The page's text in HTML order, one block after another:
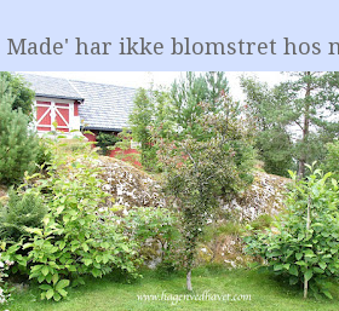
Made' har ikke blomstret hos